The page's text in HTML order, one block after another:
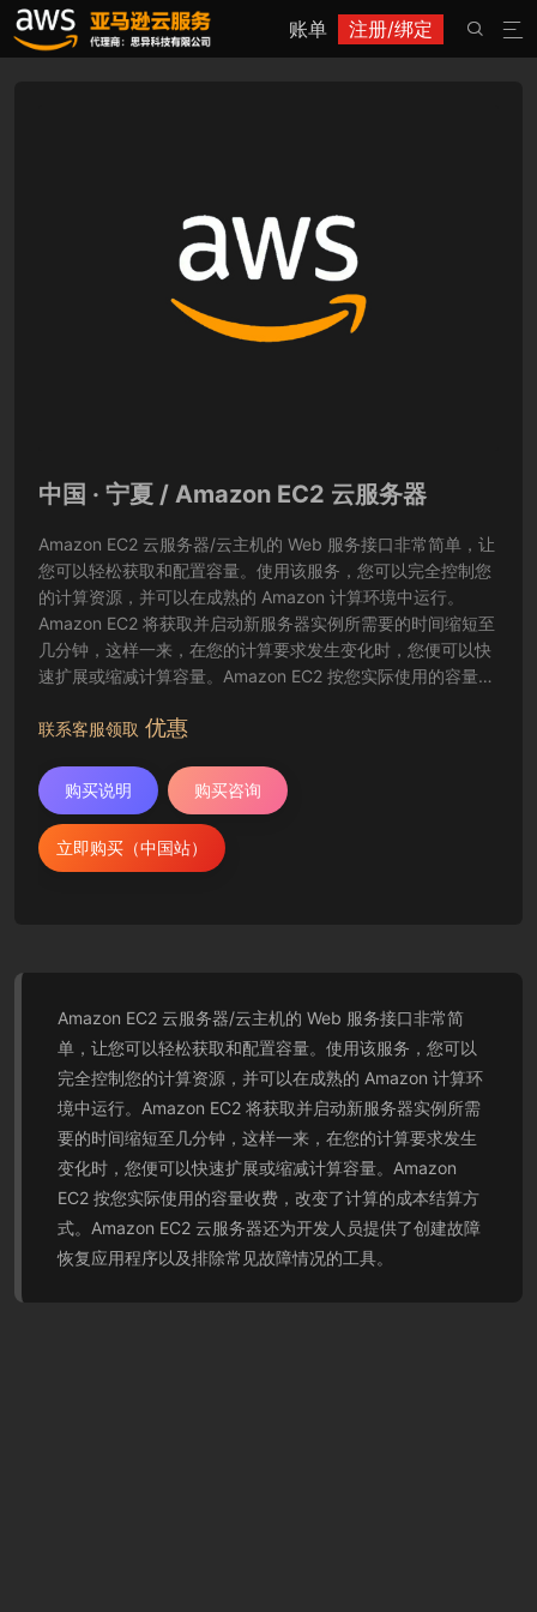
账单 注册/绑定 

中国 · 宁夏 / Amazon EC2 云服务器
Amazon EC2 云服务器/云主机的 Web 服务接口非常简单，让
您可以轻松获取和配置容量。使用该服务，您可以完全控制您
的计算资源，并可以在成熟的 Amazon 计算环境中运行。
Amazon EC2 将获取并启动新服务器实例所需要的时间缩短至
几分钟，这样一来，在您的计算要求发生变化时，您便可以快
速扩展或缩减计算容量。Amazon EC2 按您实际使用的容量收
开发人员提供了创建故障恢复应用程序以及排除常见故障情况
联系客服领取 优惠
购买说明 购买咨询
立即购买（中国站）
Amazon EC2 云服务器/云主机的 Web 服务接口非常简
单，让您可以轻松获取和配置容量。使用该服务，您可以
完全控制您的计算资源，并可以在成熟的 Amazon 计算环
境中运行。Amazon EC2 将获取并启动新服务器实例所需
要的时间缩短至几分钟，这样一来，在您的计算要求发生
变化时，您便可以快速扩展或缩减计算容量。Amazon
EC2 按您实际使用的容量收费，改变了计算的成本结算方
式。Amazon EC2 云服务器还为开发人员提供了创建故障
恢复应用程序以及排除常见故障情况的工具。